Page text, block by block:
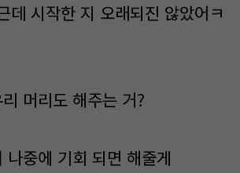
데 시작한 지 오래되진 않았어ㅋ
머리도 해주는 거?
나중에 기회 되면 해줄게